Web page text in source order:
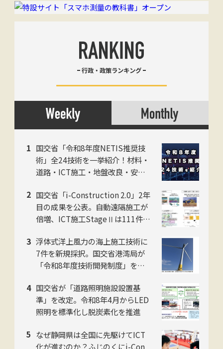
行政・政策ランキング
国交省「令和8年度NETIS推奨技
術」全24技術を一挙紹介！材料・
道路・ICT施工・地盤改良・安全
国交省「i-Construction 2.0」2年
目の成果を公表。自動遠隔施工が
倍増、ICT施工StageⅡは111件に
浮体式洋上風力の海上施工技術に
7件を新規採択。国交省港湾局が
「令和8年度技術開発制度」を公
国交省が「道路照明施設設置基
準」を改定。令和8年4月からLED
照明を標準化し脱炭素化を推進
なぜ静岡県は全国に先駆けてICT
化が進むのか？ふじのくにi-Con